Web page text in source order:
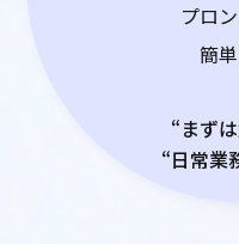
プロ
簡
“まず
“日常業